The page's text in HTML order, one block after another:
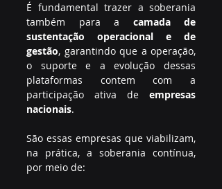
É fundamental trazer a soberania
também para a camada de
sustentação operacional e de
gestão, garantindo que a operação,
o suporte e a evolução dessas
plataformas contem com a
participação ativa de empresas
nacionais.
São essas empresas que viabilizam,
na prática, a soberania contínua,
por meio de: